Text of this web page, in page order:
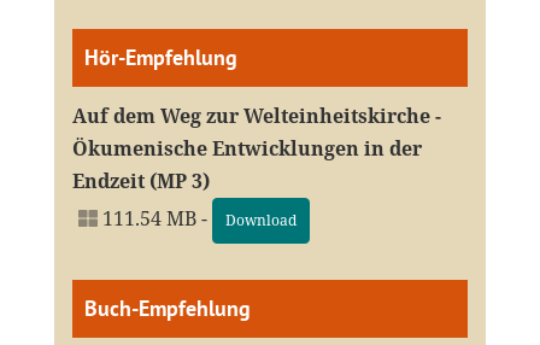
Hör-Empfehlung
Auf dem Weg zur Welteinheitskirche -
Ökumenische Entwicklungen in der
Endzeit (MP 3)
111.54 MB -
Download
Buch-Empfehlung